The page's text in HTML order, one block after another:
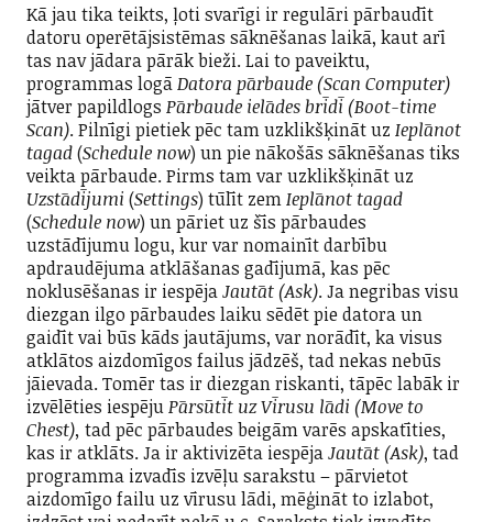
Kā jau tika teikts, ļoti svarīgi ir regulāri pārbaudīt
datoru operētājsistēmas sāknēšanas laikā, kaut arī
tas nav jādara pārāk bieži. Lai to paveiktu,
programmas logāDatora pārbaude(Scan Computer)
jātver papildlogs Pārbaude ielādes brīdī (Boot-time
Scan). Pilnīgi pietiek pēc tam uzklikšķināt uz Ieplānot
tagad(Schedule now) un pie nākošās sāknēšanas tiks
veikta pārbaude. Pirms tam var uzklikšķināt uz
Uzstādījumi (Settings) tūlīt zemIeplānot tagad
(Schedule now) un pāriet uz šīs pārbaudes
uzstādījumu logu, kur var nomainīt darbību
apdraudējuma atklāšanas gadījumā, kas pēc
noklusēšanas ir iespējaJautāt (Ask). Ja negribas visu
diezgan ilgo pārbaudes laiku sēdēt pie datora un
gaidīt vai būs kāds jautājums, var norādīt, ka visus
atklātos aizdomīgos failus jādzēš, tad nekas nebūs
jāievada. Tomēr tas ir diezgan riskanti, tāpēc labāk ir
izvēlēties iespējuPārsūtīt uz Vīrusu lādi (Move to
Chest), tad pēc pārbaudes beigām varēs apskatīties,
kas ir atklāts. Ja ir aktivizēta iespējaJautāt (Ask), tad
programma izvadīs izvēļu sarakstu – pārvietot
aizdomīgo failu uz vīrusu lādi, mēģināt to izlabot,